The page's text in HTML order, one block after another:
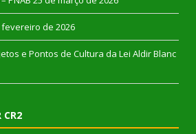
fevereiro de 2026
e Pontos de Cultura da Lei Aldir Blanc
CR2